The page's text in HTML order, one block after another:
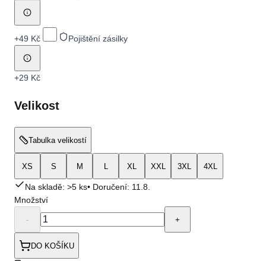
+49 Kč Pojištění zásilky
+29 Kč
Velikost
Tabulka velikostí
XS S M L XL XXL 3XL 4XL
Na skladě: >5 ks• Doručení: 11.8.
Množství
- +
DO KOŠÍKU